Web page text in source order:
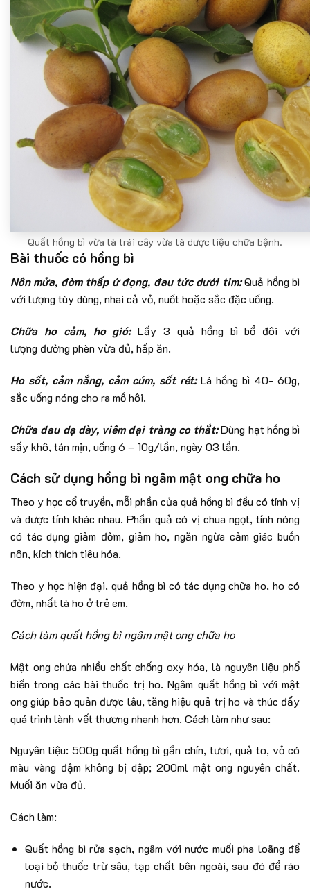
Quất hồng bì vừa là trái cây vừa là dược liệu chữa bệnh.
Bài thuốc có hồng bì
Nôn mửa, đờm thấp ứ đọng, đau tức dưới tim:Quả hồng bì
với lượng tùy dùng, nhai cả vỏ, nuốt hoặc sắc đặc uống.
Chữa ho cảm, ho gió:Lấy 3 quả hồng bì bổ đôi với
lượng đường phèn vừa đủ, hấp ăn.
Ho sốt, cảm nắng, cảm cúm, sốt rét:Lá hồng bì 40- 60g,
sắc uống nóng cho ra mồ hôi.
Chữa đau dạ dày, viêm đại tràng co thắt:Dùng hạt hồng bì
sấy khô, tán mịn, uống 6 – 10g/lần, ngày 03 lần.
Cách sử dụng hồng bì ngâm mật ong chữa ho
Theo y học cổ truyền, mỗi phần của quả hồng bì đều có tính vị
và dược tính khác nhau. Phần quả có vị chua ngọt, tính nóng
có tác dụng giảm đờm, giảm ho, ngăn ngừa cảm giác buồn
nôn, kích thích tiêu hóa.
Theo y học hiện đại, quả hồng bì có tác dụng chữa ho, ho có
đờm, nhất là ho ở trẻ em.
Cách làm quất hồng bì ngâm mật ong chữa ho
Mật ong chứa nhiều chất chống oxy hóa, là nguyên liệu phổ
biến trong các bài thuốc trị ho. Ngâm quất hồng bì với mật
ong giúp bảo quản được lâu, tăng hiệu quả trị ho và thúc đẩy
quá trình lành vết thương nhanh hơn. Cách làm như sau:
Nguyên liệu: 500g quất hồng bì gần chín, tươi, quả to, vỏ có
màu vàng đậm không bị dập; 200ml mật ong nguyên chất.
Muối ăn vừa đủ.
Cách làm:
Quất hồng bì rửa sạch, ngâm với nước muối pha loãng để
loại bỏ thuốc trừ sâu, tạp chất bên ngoài, sau đó để ráo
nước.